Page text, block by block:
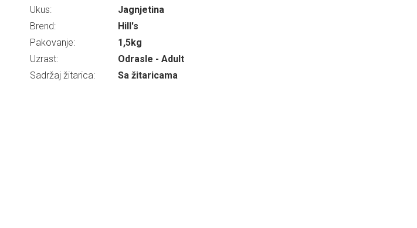
Ukus:
Jagnjetina
Brend:
Hill's
Pakovanje:
1,5kg
Uzrast:
Odrasle - Adult
Sadržaj žitarica:
Sa žitaricama